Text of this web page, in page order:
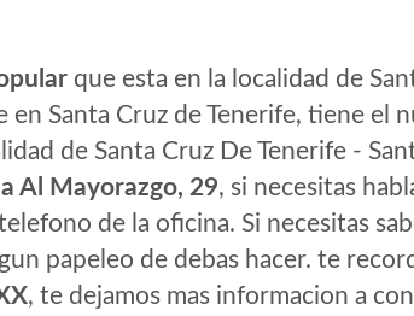
que esta en la localidad de
en Santa Cruz de Tenerife, tiene el
de Santa Cruz De Tenerife -
Al Mayorazgo, 29, si necesitas
de la oficina. Si necesitas
papeleo de debas hacer. te
, te dejamos mas informacion a